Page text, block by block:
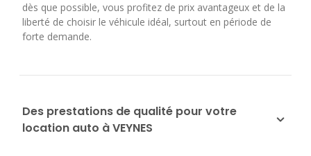
dès que possible, vous profitez de prix avantageux et de la
liberté de choisir le véhicule idéal, surtout en période de
forte demande.
Des prestations de qualité pour votre
location auto à VEYNES